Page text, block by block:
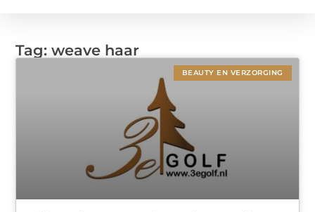
Tag: weave haar
BEAUTY EN VERZORGING